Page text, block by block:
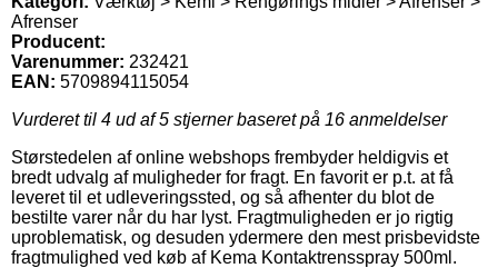
Afrenser
Producent:
Varenummer: 232421
EAN: 5709894115054
Vurderet til 4 ud af 5 stjerner baseret på 16 anmeldelser
Størstedelen af online webshops frembyder heldigvis et
bredt udvalg af muligheder for fragt. En favorit er p.t. at få
leveret til et udleveringssted, og så afhenter du blot de
bestilte varer når du har lyst. Fragtmuligheden er jo rigtig
uproblematisk, og desuden ydermere den mest prisbevidste
fragtmulighed ved køb af Kema Kontaktrensspray 500ml.